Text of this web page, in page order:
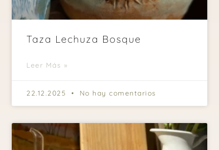
Taza Lechuza Bosque
Leer Más »
22.12.2025 No hay comentarios